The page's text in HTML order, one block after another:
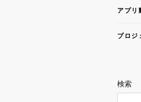
アプリ
プロジ
検索